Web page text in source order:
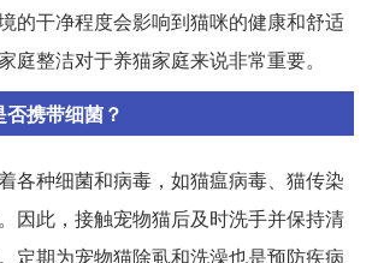
的干净程度会影响到猫咪的健康和舒适
庭整洁对于养猫家庭来说非常重要。
携带细菌？
各种细菌和病毒，如猫瘟病毒、猫传染
因此，接触宠物猫后及时洗手并保持清
定期为宠物猫除虱和洗澡也是预防疾病